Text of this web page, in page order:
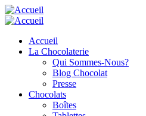
Aller
au
principalAccueil
La Chocolaterie
Qui Sommes-Nous?
Blog Chocolat
Presse
Chocolats
Boîtes